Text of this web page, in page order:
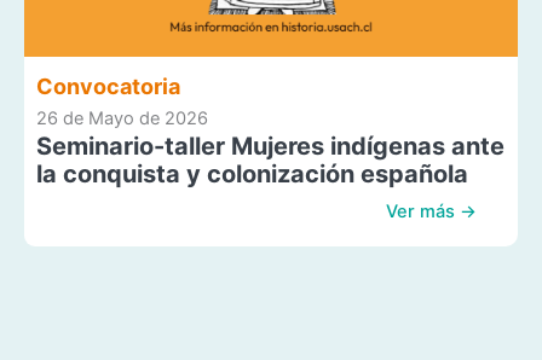
Convocatoria
26 de Mayo de 2026
Seminario-taller Mujeres indígenas ante
la conquista y colonización española
Ver más →